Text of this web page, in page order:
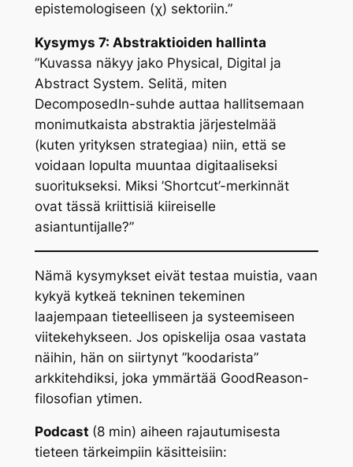
epistemologiseen (χ) sektoriin.”
Kysymys 7: Abstraktioiden hallinta
”Kuvassa näkyy jako Physical, Digital ja
Abstract System. Selitä, miten
DecomposedIn-suhde auttaa hallitsemaan
monimutkaista abstraktia järjestelmää
(kuten yrityksen strategiaa) niin, että se
voidaan lopulta muuntaa digitaaliseksi
suoritukseksi. Miksi ’Shortcut’-merkinnät
ovat tässä kriittisiä kiireiselle
asiantuntijalle?”
Nämä kysymykset eivät testaa muistia, vaan
kykyä kytkeä tekninen tekeminen
laajempaan tieteelliseen ja systeemiseen
viitekehykseen. Jos opiskelija osaa vastata
näihin, hän on siirtynyt ”koodarista”
arkkitehdiksi, joka ymmärtää GoodReason-
filosofian ytimen.
Podcast (8 min) aiheen rajautumisesta
tieteen tärkeimpiin käsitteisiin: